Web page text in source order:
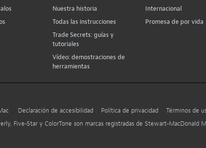
Nuestra historia
Todas las instrucciones
Trade Secrets: guías y
tutoriales
Vídeo: demostraciones de
herramientas
Internacional
Promesa de por vida
Declaración de accesibilidad Política de privacidad
Términos de
Five-Star y ColorTone son marcas registradas de Stewart-MacDonald